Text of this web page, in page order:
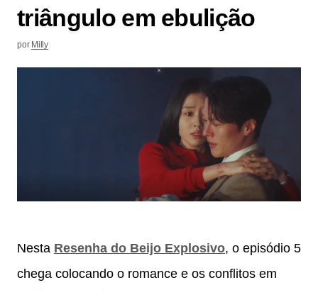
triângulo em ebulição
por Milly
Nesta Resenha do Beijo Explosivo, o episódio 5
chega colocando o romance e os conflitos em